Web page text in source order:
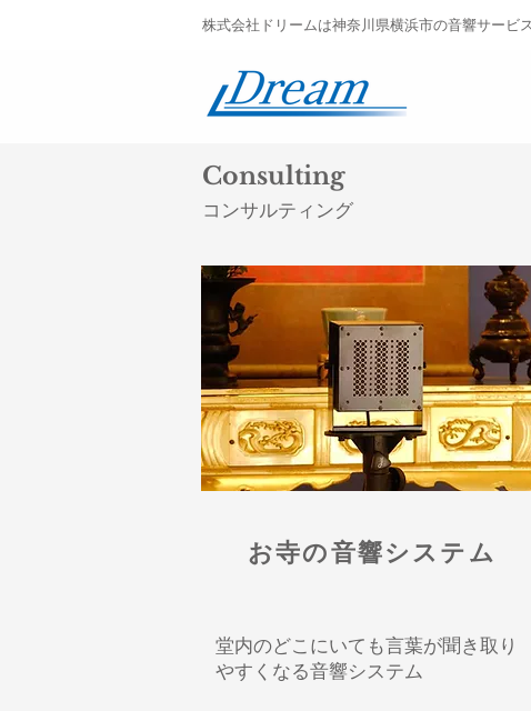
株式会社ドリームは神奈川県横浜市の音響サービ
Consulting
コンサルティング
お寺の音響システム
堂内のどこにいても言葉が聞き取り
やすくなる音響システム